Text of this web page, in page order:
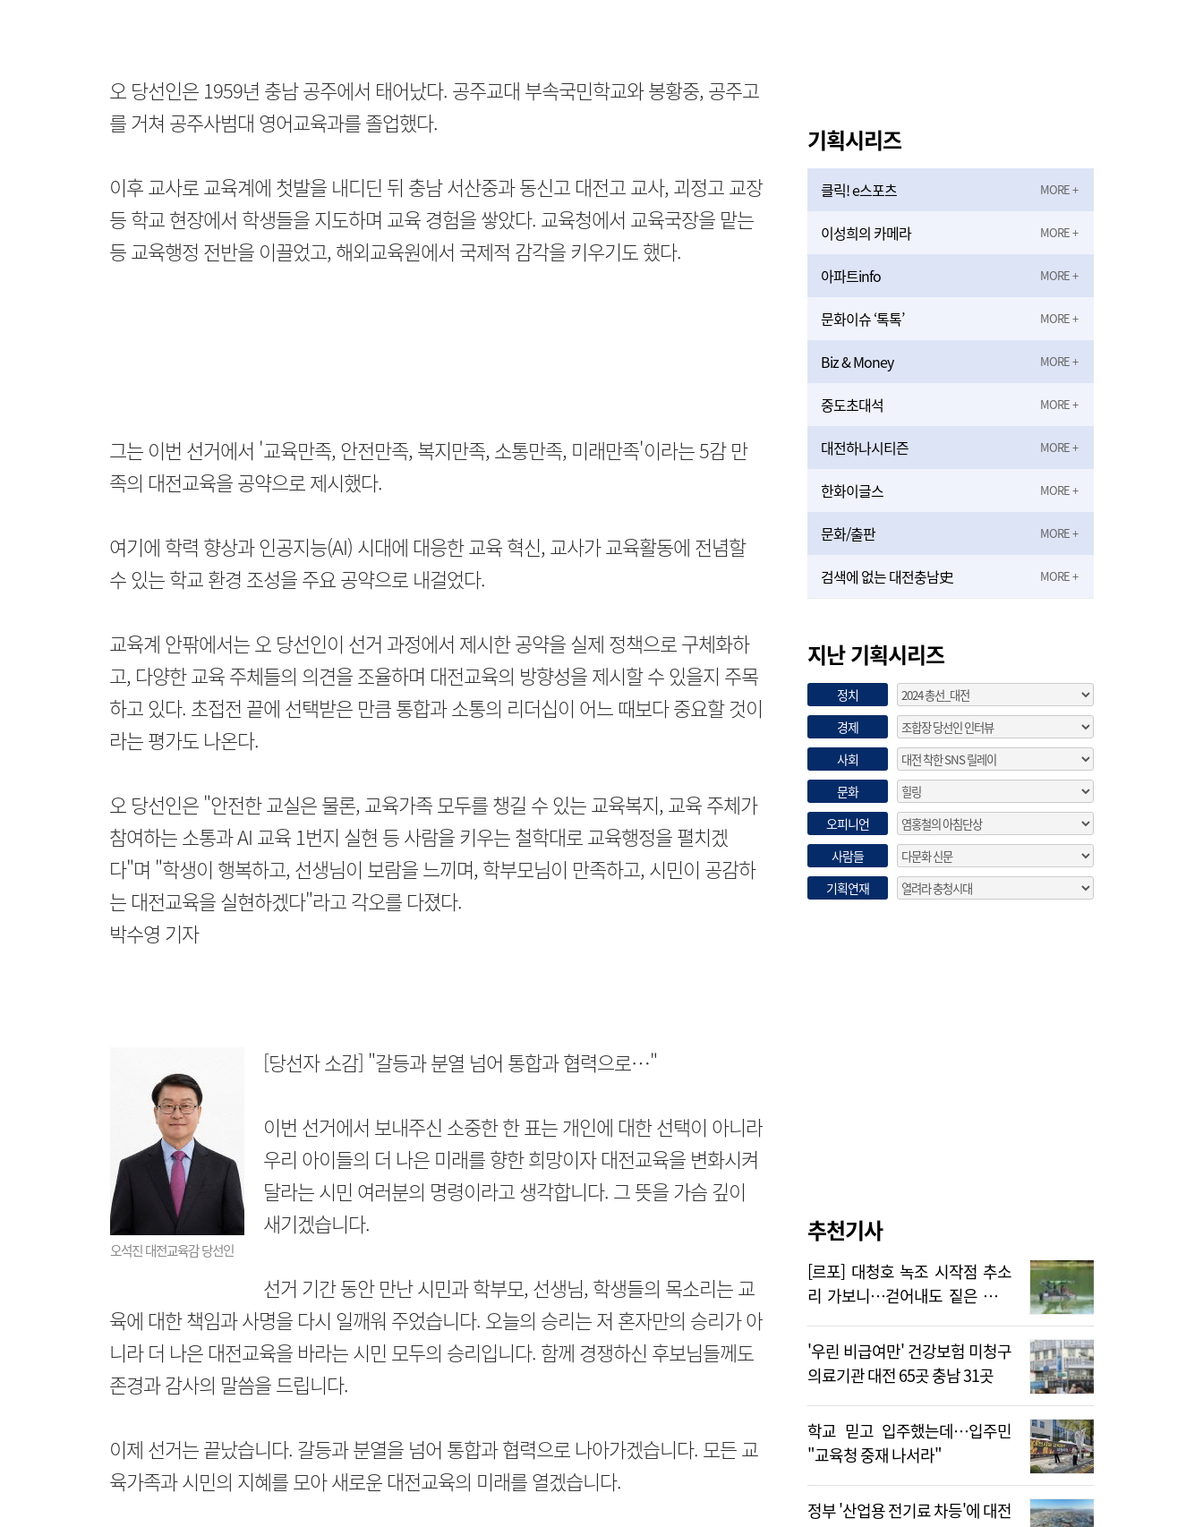
오 당선인은 1959년 충남 공주에서 태어났다. 공주교대 부속국민학교와 봉황중, 공주고
를 거쳐 공주사범대 영어교육과를 졸업했다.
이후 교사로 교육계에 첫발을 내디딘 뒤 충남 서산중과 동신고 대전고 교사, 괴정고 교장
등 학교 현장에서 학생들을 지도하며 교육 경험을 쌓았다. 교육청에서 교육국장을 맡는
등 교육행정 전반을 이끌었고, 해외교육원에서 국제적 감각을 키우기도 했다.
그는 이번 선거에서 '교육만족, 안전만족, 복지만족, 소통만족, 미래만족'이라는 5감 만
족의 대전교육을 공약으로 제시했다.
여기에 학력 향상과 인공지능(AI) 시대에 대응한 교육 혁신, 교사가 교육활동에 전념할
수 있는 학교 환경 조성을 주요 공약으로 내걸었다.
교육계 안팎에서는 오 당선인이 선거 과정에서 제시한 공약을 실제 정책으로 구체화하
고, 다양한 교육 주체들의 의견을 조율하며 대전교육의 방향성을 제시할 수 있을지 주목
하고 있다. 초접전 끝에 선택받은 만큼 통합과 소통의 리더십이 어느 때보다 중요할 것이
라는 평가도 나온다.
오 당선인은 "안전한 교실은 물론, 교육가족 모두를 챙길 수 있는 교육복지, 교육 주체가
참여하는 소통과 AI 교육 1번지 실현 등 사람을 키우는 철학대로 교육행정을 펼치겠
다"며 "학생이 행복하고, 선생님이 보람을 느끼며, 학부모님이 만족하고, 시민이 공감하
는 대전교육을 실현하겠다"라고 각오를 다졌다.
박수영 기자
오석진 대전교육감 당선인
[당선자 소감] "갈등과 분열 넘어 통합과 협력으로…"
이번 선거에서 보내주신 소중한 한 표는 개인에 대한 선택이 아니라
우리 아이들의 더 나은 미래를 향한 희망이자 대전교육을 변화시켜
달라는 시민 여러분의 명령이라고 생각합니다. 그 뜻을 가슴 깊이
새기겠습니다.
선거 기간 동안 만난 시민과 학부모, 선생님, 학생들의 목소리는 교
육에 대한 책임과 사명을 다시 일깨워 주었습니다. 오늘의 승리는 저 혼자만의 승리가 아
니라 더 나은 대전교육을 바라는 시민 모두의 승리입니다. 함께 경쟁하신 후보님들께도
존경과 감사의 말씀을 드립니다.
이제 선거는 끝났습니다. 갈등과 분열을 넘어 통합과 협력으로 나아가겠습니다. 모든 교
육가족과 시민의 지혜를 모아 새로운 대전교육의 미래를 열겠습니다.
기획시리즈
클릭! e스포츠
이성희의 카메라
아파트info
문화이슈 ‘톡톡’
Biz & Money
중도초대석
대전하나시티즌
한화이글스
문화/출판
검색에 없는 대전충남史
지난 기획시리즈
정치
경제
사회
문화
오피니언
사람들
기획연재
추천기사
[르포] 대청호 녹조 시작점 추소
리 가보니…걷어내도 짙은 초록
빛
'우린 비급여만' 건강보험 미청구
의료기관 대전 65곳 충남 31곳
학교 믿고 입주했는데…입주민
"교육청 중재 나서라"
정부 '산업용 전기료 차등'에 대전